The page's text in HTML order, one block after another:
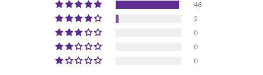
46
2
0
0
0